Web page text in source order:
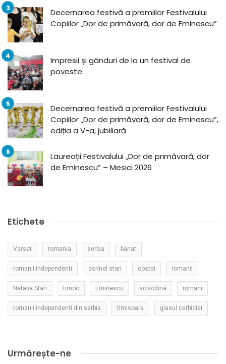
Decernarea festivă a premiilor Festivalului
Copiilor „Dor de primăvară, dor de Eminescu”
Impresii și gânduri de la un festival de
poveste
Decernarea festivă a premiilor Festivalului
Copiilor „Dor de primăvară, dor de Eminescu”,
ediția a V-a, jubiliară
Laureații Festivalului „Dor de primăvară, dor
de Eminescu” – Mesici 2026
Etichete
Varset romania serbia banat
romanii independenti dorinel stan costei romanii
Natalia Stan timoc Eminescu voivodina romani
romanii independenti din serbia timisoara glasul cerbiciei
Urmărește-ne